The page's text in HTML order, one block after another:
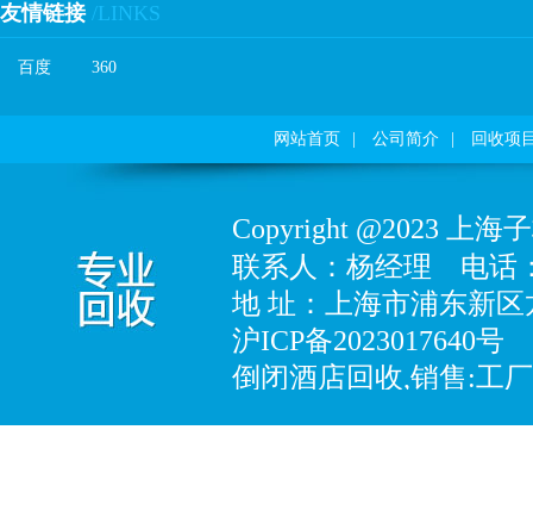
友情链接 /LINKS
百度 360
网站首页 公司简介 回收项
Copyright@2023上海
联系人：杨经理 电话
地址：上海市浦东新区
沪ICP备2023017640号
倒闭酒店回收,销售:工